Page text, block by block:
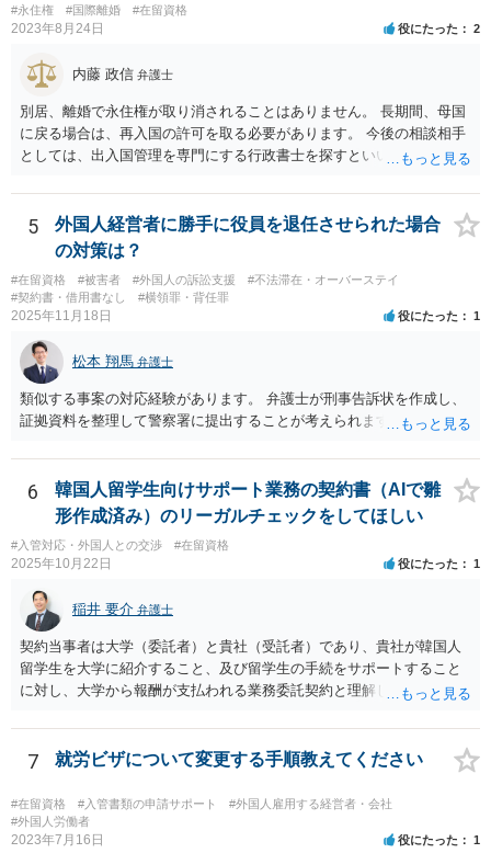
#永住権 #国際離婚 #在留資格
2023年8月24日 役にたった 2
内藤 政信 弁護士
別居、離婚で永住権が取り消されることはありません。 長期間、母国
に戻る場合は、再入国の許可を取る必要があります。 今後の相談相手
としては、出入国管理を専門にする行政書士を探すといいでしょう。
5
外国人経営者に勝手に役員を退任させられた場合
の対策は？
#在留資格 #被害者 #外国人の訴訟支援
#不法滞在・オーバーステイ
#契約書・借用書なし
#横領罪・背任罪
2025年11月18日 役にたった 1
松本 翔馬 弁護士
類似する事案の対応経験があります。 弁護士が刑事告訴状を作成し、
証拠資料を整理して警察署に提出することが考えられます。
6
韓国人留学生向けサポート業務の契約書（AIで雛
形作成済み）のリーガルチェックをしてほしい
#入管対応・外国人との交渉 #在留資格
2025年10月22日 役にたった 1
稲井 要介 弁護士
契約当事者は大学（委託者）と貴社（受託者）であり、貴社が韓国人
留学生を大学に紹介すること、及び留学生の手続をサポートすること
に対し、大学から報酬が支払われる業務委託契約と理解しました。 留
き、契約書の作成・チェックを多く行った経験があります。
7 就労ビザについて変更する手順教えてください
#在留資格 #入管書類の申請サポート
#外国人雇用する経営者・会社
#外国人労働者
2023年7月16日 役にたった 1